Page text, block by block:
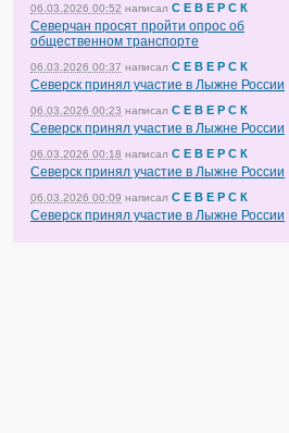
06.03.2026 00:52 написал С Е В Е Р С К
Северчан просят пройти опрос об
общественном транспорте
06.03.2026 00:37 написал С Е В Е Р С К
Северск принял участие в Лыжне России
06.03.2026 00:23 написал С Е В Е Р С К
Северск принял участие в Лыжне России
06.03.2026 00:18 написал С Е В Е Р С К
Северск принял участие в Лыжне России
06.03.2026 00:09 написал С Е В Е Р С К
Северск принял участие в Лыжне России